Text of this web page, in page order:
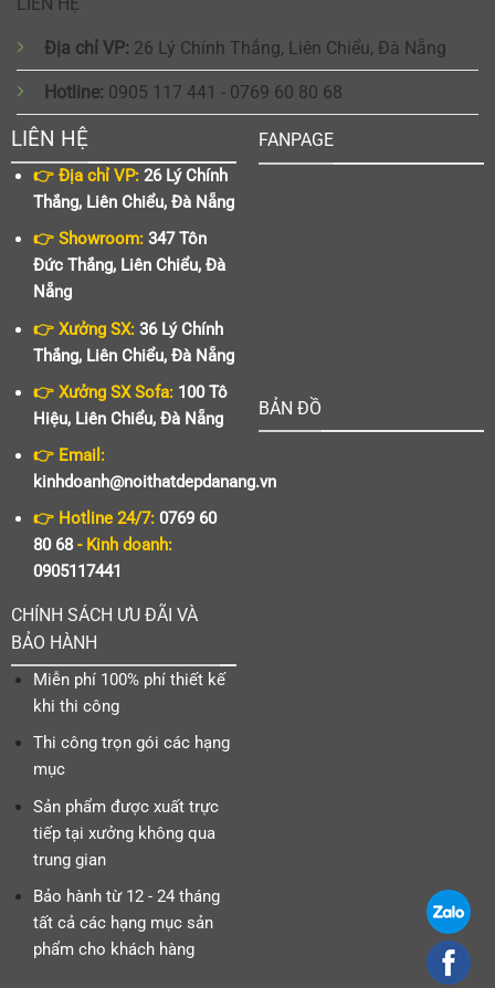
Địa chỉ VP: 26 Lý Chính Thắng, Liên Chiểu, Đà Nẵng
Hotline: 0905 117 441 - 0769 60 80 68
LIÊN HỆ
👉 Địa chỉ VP:26 Lý Chính
Thắng, Liên Chiểu, Đà Nẵng
👉 Showroom:347 Tôn
Đức Thắng, Liên Chiểu, Đà
Nẵng
👉 Xưởng SX:36 Lý Chính
Thắng, Liên Chiểu, Đà Nẵng
👉 Xưởng SX Sofa:100 Tô
Hiệu, Liên Chiểu, Đà Nẵng
👉 Email:
kinhdoanh@noithatdepdanang.vn
👉 Hotline 24/7:0769 60
80 68- Kinh doanh:
0905117441
CHÍNH SÁCH ƯU ĐÃI VÀ
BẢO HÀNH
Miễn phí 100% phí thiết kế
khi thi công
Thi công trọn gói các hạng
mục
Sản phẩm được xuất trực
tiếp tại xưởng không qua
trung gian
Bảo hành từ 12 - 24 tháng
tất cả các hạng mục sản
phẩm cho khách hàng
FANPAGE
BẢN ĐỒ